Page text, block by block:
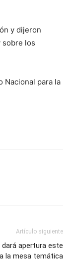
y dijeron
sobre los
Nacional para la
Artículo siguiente
dará apertura este
la mesa temática